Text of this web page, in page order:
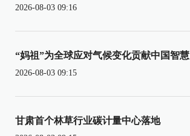
2026-08-03 09:16
“妈祖”为全球应对气候变化贡献中国智慧
2026-08-03 09:15
甘肃首个林草行业碳计量中心落地